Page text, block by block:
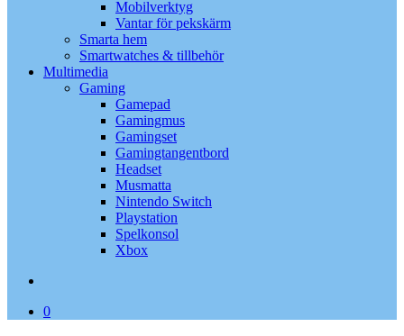
Mobilverktyg
Vantar för pekskärm
Smarta hem
Smartwatches & tillbehör
Multimedia
Gaming
Gamepad
Gamingmus
Gamingset
Gamingtangentbord
Headset
Musmatta
Nintendo Switch
Playstation
Spelkonsol
Xbox
0